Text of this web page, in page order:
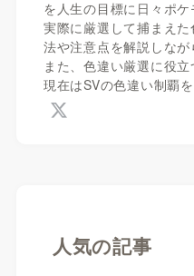
を人生の目標に日々ポケ
実際に厳選して捕まえ
法や注意点を解説しなが
また、色違い厳選に役立
現在はSVの色違い制覇
人気の記事